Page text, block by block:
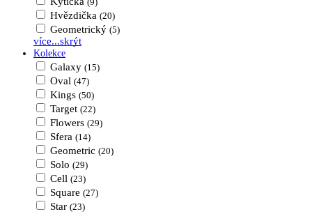
(9)
Hvězdička (20)
Geometrický (5)
více...skrýt
Kolekce
Galaxy (15)
Oval (47)
Kings (50)
Target (22)
Flowers (29)
Sfera (14)
Geometric (20)
Solo (29)
Cell (23)
Square (27)
Star (23)